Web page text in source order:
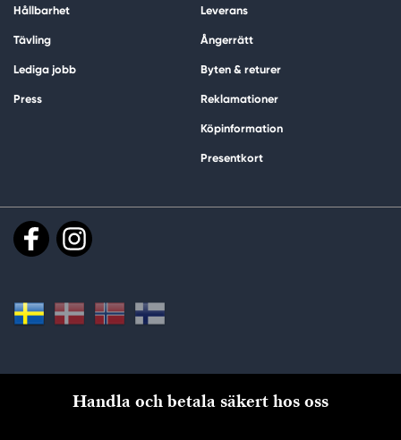
Hållbarhet
Tävling
Lediga jobb
Press
Leverans
Ångerrätt
Byten & returer
Reklamationer
Köpinformation
Presentkort
Handla och betala säkert hos oss